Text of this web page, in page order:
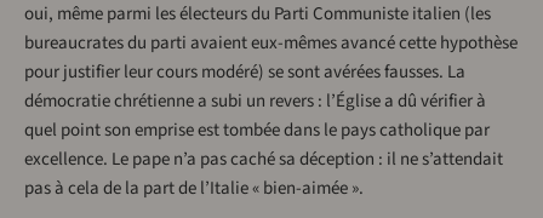
oui, même parmi les électeurs du Parti Communiste italien (les
bureaucrates du parti avaient eux-mêmes avancé cette hypothèse
pour justifier leur cours modéré) se sont avérées fausses. La
démocratie chrétienne a subi un revers : l’Église a dû vérifier à
quel point son emprise est tombée dans le pays catholique par
excellence. Le pape n’a pas caché sa déception : il ne s’attendait
pas à cela de la part de l’Italie « bien-aimée ».